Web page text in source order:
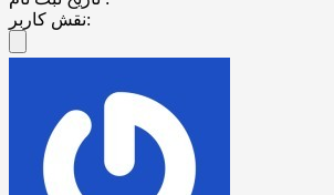
نقش کاربر: